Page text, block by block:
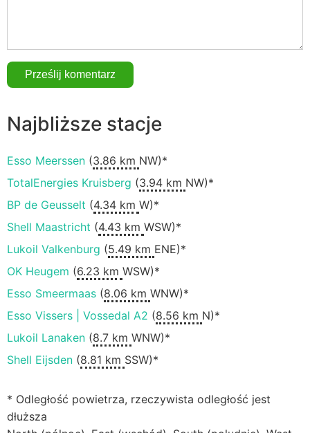
Najbliższe stacje
Esso Meerssen (3.86 km NW)*
TotalEnergies Kruisberg (3.94 km NW)*
BP de Geusselt (4.34 km W)*
Shell Maastricht (4.43 km WSW)*
Lukoil Valkenburg (5.49 km ENE)*
OK Heugem (6.23 km WSW)*
Esso Smeermaas (8.06 km WNW)*
Esso Vissers | Vossedal A2 (8.56 km N)*
Lukoil Lanaken (8.7 km WNW)*
Shell Eijsden (8.81 km SSW)*
* Odległość powietrza, rzeczywista odległość jest
dłuższa